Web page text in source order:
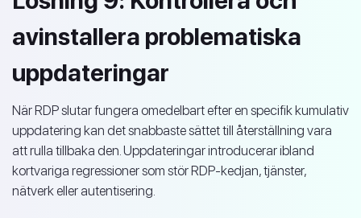
avinstallera problematiska
uppdateringar
När RDP slutar fungera omedelbart efter en specifik kumulativ
uppdatering kan det snabbaste sättet till återställning vara
att rulla tillbaka den. Uppdateringar introducerar ibland
kortvariga regressioner som stör RDP-kedjan, tjänster,
nätverk eller autentisering.